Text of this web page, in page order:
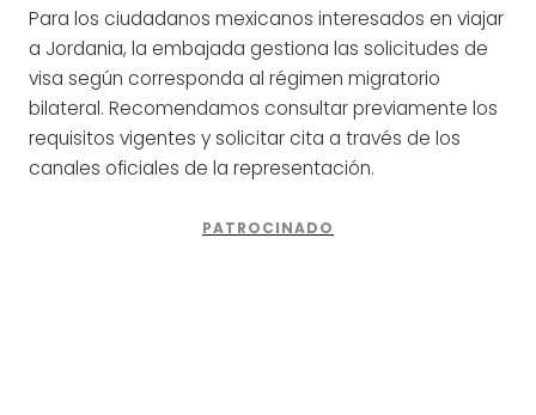
Para los ciudadanos mexicanos interesados en viajar
a Jordania, la embajada gestiona las solicitudes de
visa según corresponda al régimen migratorio
bilateral. Recomendamos consultar previamente los
requisitos vigentes y solicitar cita a través de los
canales oficiales de la representación.